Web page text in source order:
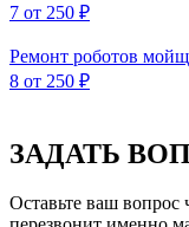
7 от 250 ₽
Ремонт роботов
8 от 250 ₽
ЗАДАТЬ
Оставьте ваш вопрос